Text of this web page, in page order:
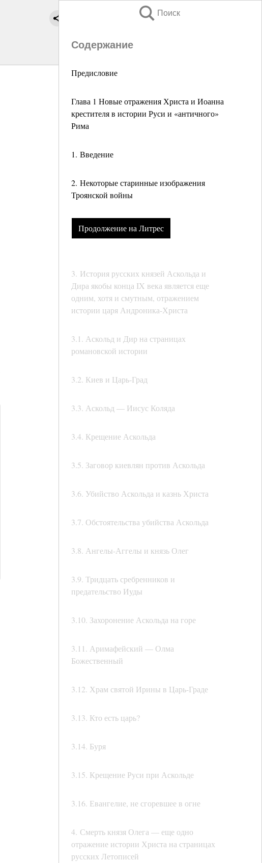
Поиск
Содержание
Предисловие
Глава 1 Новые отражения Христа и Иоанна
крестителя в истории Руси и «античного»
Рима
1. Введение
2. Некоторые старинные изображения
Троянской войны
Продолжение на Литрес
3. История русских князей Аскольда и
Дира якобы конца IX века является еще
одним, хотя и смутным, отражением
истории царя Андроника-Христа
3.1. Аскольд и Дир на страницах
романовской истории
3.2. Киев и Царь-Град
3.3. Аскольд — Иисус Коляда
3.4. Крещение Аскольда
3.5. Заговор киевлян против Аскольда
3.6. Убийство Аскольда и казнь Христа
3.7. Обстоятельства убийства Аскольда
3.8. Ангелы-Аггелы и князь Олег
3.9. Тридцать сребренников и
предательство Иуды
3.10. Захоронение Аскольда на горе
3.11. Аримафейский — Олма
Божественный
3.12. Храм святой Ирины в Царь-Граде
3.13. Кто есть царь?
3.14. Буря
3.15. Крещение Руси при Аскольде
3.16. Евангелие, не сгоревшее в огне
4. Смерть князя Олега — еще одно
отражение истории Христа на страницах
русских Летописей